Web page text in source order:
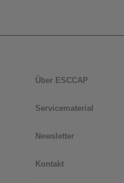
Über ESCCAP
Servicematerial
Newsletter
Kontakt